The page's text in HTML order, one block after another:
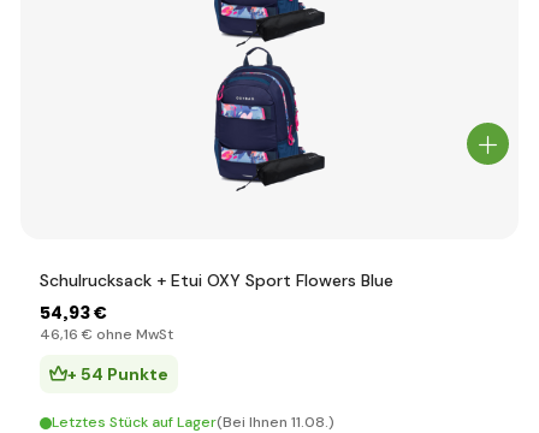
Schulrucksack + Etui OXY Sport Flowers Blue
54,93 €
46,16 € ohne MwSt
+ 54 Punkte
Letztes Stück auf Lager(Bei Ihnen 11.08.)